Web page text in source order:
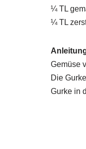
¼ TL
¼ TL
Gemüse
Die
Gurke in